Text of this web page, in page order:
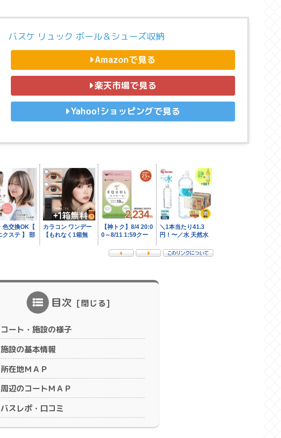
バスケ リュック ボール＆シューズ収納
Amazonで見る
楽天市場で見る
Yahoo!ショッピングで見る
目次
コート・施設の様子
施設の基本情報
所在地ＭＡＰ
周辺のコートＭＡＰ
バスレポ・口コミ